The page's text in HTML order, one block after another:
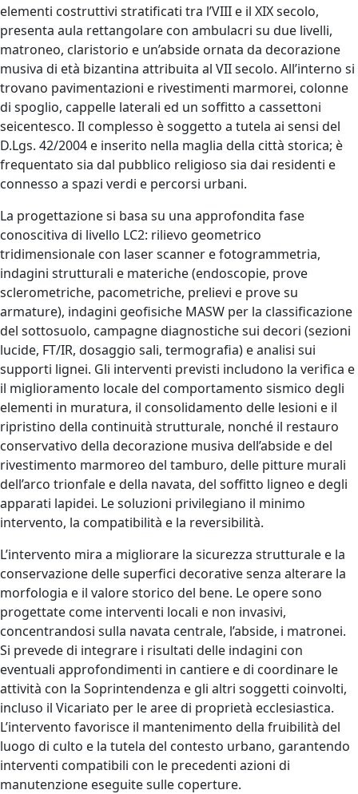
elementi costruttivi stratificati tra l’VIII e il XIX secolo,
presenta aula rettangolare con ambulacri su due livelli,
matroneo, claristorio e un’abside ornata da decorazione
musiva di età bizantina attribuita al VII secolo. All’interno si
trovano pavimentazioni e rivestimenti marmorei, colonne
di spoglio, cappelle laterali ed un soffitto a cassettoni
seicentesco. Il complesso è soggetto a tutela ai sensi del
D.Lgs. 42/2004 e inserito nella maglia della città storica; è
frequentato sia dal pubblico religioso sia dai residenti e
connesso a spazi verdi e percorsi urbani.
La progettazione si basa su una approfondita fase
conoscitiva di livello LC2: rilievo geometrico
tridimensionale con laser scanner e fotogrammetria,
indagini strutturali e materiche (endoscopie, prove
sclerometriche, pacometriche, prelievi e prove su
armature), indagini geofisiche MASW per la classificazione
del sottosuolo, campagne diagnostiche sui decori (sezioni
lucide, FT/IR, dosaggio sali, termografia) e analisi sui
supporti lignei. Gli interventi previsti includono la verifica e
il miglioramento locale del comportamento sismico degli
elementi in muratura, il consolidamento delle lesioni e il
ripristino della continuità strutturale, nonché il restauro
conservativo della decorazione musiva dell’abside e del
rivestimento marmoreo del tamburo, delle pitture murali
dell’arco trionfale e della navata, del soffitto ligneo e degli
apparati lapidei. Le soluzioni privilegiano il minimo
intervento, la compatibilità e la reversibilità.
L’intervento mira a migliorare la sicurezza strutturale e la
conservazione delle superfici decorative senza alterare la
morfologia e il valore storico del bene. Le opere sono
progettate come interventi locali e non invasivi,
concentrandosi sulla navata centrale, l’abside, i matronei.
Si prevede di integrare i risultati delle indagini con
eventuali approfondimenti in cantiere e di coordinare le
attività con la Soprintendenza e gli altri soggetti coinvolti,
incluso il Vicariato per le aree di proprietà ecclesiastica.
L’intervento favorisce il mantenimento della fruibilità del
luogo di culto e la tutela del contesto urbano, garantendo
interventi compatibili con le precedenti azioni di
manutenzione eseguite sulle coperture.